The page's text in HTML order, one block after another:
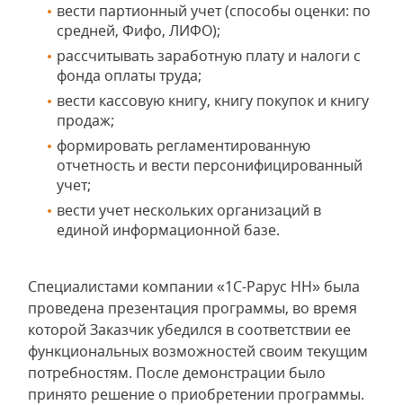
вести партионный учет (способы оценки: по
средней, Фифо, ЛИФО);
рассчитывать заработную плату и налоги с
фонда оплаты труда;
вести кассовую книгу, книгу покупок и книгу
продаж;
формировать регламентированную
отчетность и вести персонифицированный
учет;
вести учет нескольких организаций в
единой информационной базе.
Специалистами компании «1С-Рарус НН» была
проведена презентация программы, во время
которой Заказчик убедился в соответствии ее
функциональных возможностей своим текущим
потребностям. После демонстрации было
принято решение о приобретении программы.